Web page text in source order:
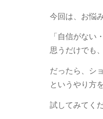
今回は、お悩
「自信がない
思うだけでも
だったら、シ
というやり方
試してみてく